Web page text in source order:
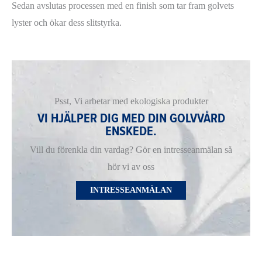
Sedan avslutas processen med en finish som tar fram golvets
lyster och ökar dess slitstyrka.
Psst, Vi arbetar med ekologiska produkter
VI HJÄLPER DIG MED DIN GOLVVÅRD
ENSKEDE.
Vill du förenkla din vardag? Gör en intresseanmälan så
hör vi av oss
INTRESSEANMÄLAN